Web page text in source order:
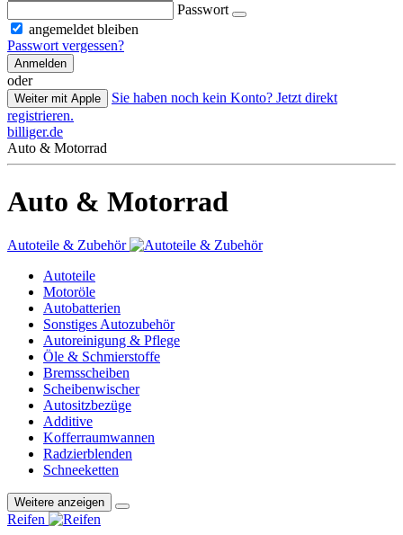
Passwort
angemeldet bleiben
Passwort vergessen?
Anmelden
oder
Weiter mit Apple
Sie haben noch kein Konto? Jetzt direkt
registrieren.
billiger.de
Auto & Motorrad
Auto & Motorrad
Autoteile & Zubehör
Autoteile
Motoröle
Autobatterien
Sonstiges Autozubehör
Autoreinigung & Pflege
Öle & Schmierstoffe
Bremsscheiben
Scheibenwischer
Autositzbezüge
Additive
Kofferraumwannen
Radzierblenden
Schneeketten
Weitere anzeigen
Reifen